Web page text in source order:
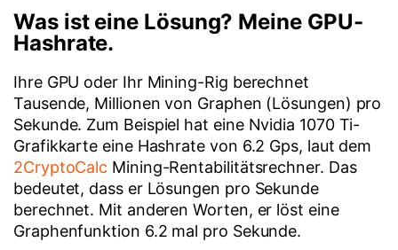
Was ist eine Lösung? Meine GPU-
Hashrate.
Ihre GPU oder Ihr Mining-Rig berechnet
Tausende, Millionen von Graphen (Lösungen) pro
Sekunde. Zum Beispiel hat eine Nvidia 1070 Ti-
Grafikkarte eine Hashrate von 6.2 Gps, laut dem
2CryptoCalc Mining-Rentabilitätsrechner. Das
bedeutet, dass er Lösungen pro Sekunde
berechnet. Mit anderen Worten, er löst eine
Graphenfunktion 6.2 mal pro Sekunde.